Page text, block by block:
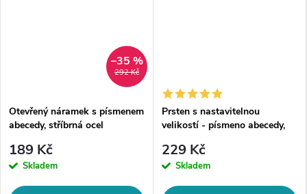
292 Kč
–35 %
Otevřený náramek s písmenem
abecedy, stříbrná ocel
189 Kč
Skladem
Prsten s nastavitelnou
velikostí - písmeno abecedy,
229 Kč
Skladem